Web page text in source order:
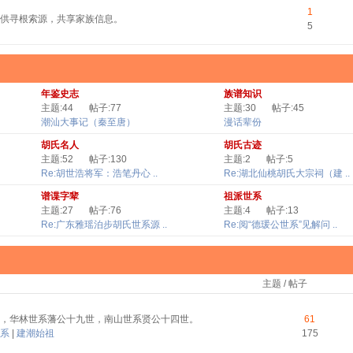
寻根索源，共享家族信息。
1
5
年鉴史志
主题:44
帖子:77
潮汕大事记（秦至唐）
族谱知识
主题:30
帖子:45
漫话辈份
胡氏名人
主题:52
帖子:130
Re:胡世浩将军：浩笔丹心 ..
胡氏古迹
主题:2
帖子:5
Re:湖北仙桃胡氏大宗祠（建 ..
谱谍字辈
主题:27
帖子:76
Re:广东雅瑶泊步胡氏世系源 ..
祖派世系
主题:4
帖子:13
Re:阅“德瑗公世系”见解问 ..
主题 / 帖子
华林世系藩公十九世，南山世系贤公十四世。
建潮始祖
61
175